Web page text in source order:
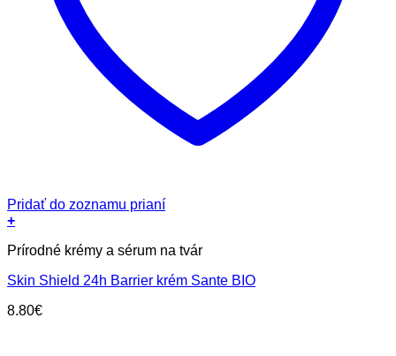
Pridať do zoznamu prianí
+
Prírodné krémy a sérum na tvár
Skin Shield 24h Barrier krém Sante BIO
8.80€